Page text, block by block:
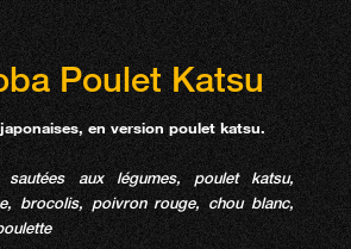
Poulet Katsu
en version poulet katsu.
aux légumes, poulet katsu,
brocolis, poivron rouge, chou blanc,